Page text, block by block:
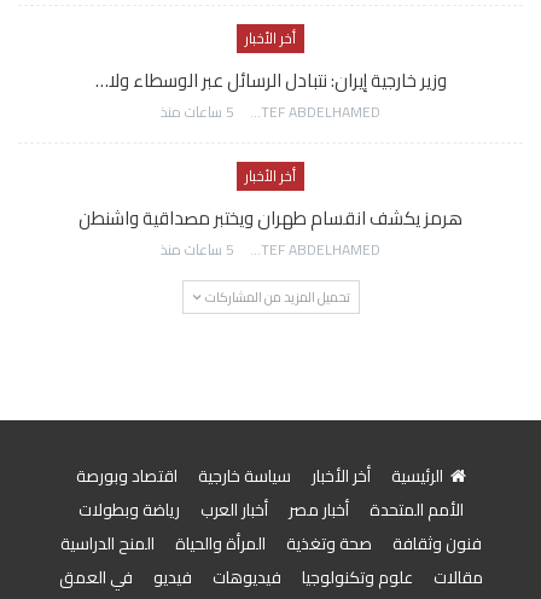
أخر الأخبار
وزير خارجية إيران: نتبادل الرسائل عبر الوسطاء ولا…
AWATEF ABDELHAMED 5 ساعات منذ
أخر الأخبار
هرمز يكشف انقسام طهران ويختبر مصداقية واشنطن
AWATEF ABDELHAMED 5 ساعات منذ
تحميل المزيد من المشاركات
الرئيسية أخر الأخبار سياسة خارجية
اقتصاد وبورصة
الأمم المتحدة
أخبار مصر أخبار العرب
رياضة وبطولات
فنون وثقافة
صحة وتغذية المرأة والحياة
المنح الدراسية
مقالات
علوم وتكنولوجيا فيديوهات فيديو
في العمق